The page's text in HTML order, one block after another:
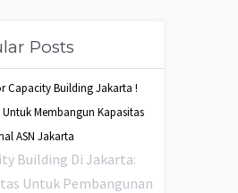
Posts
Capacity Building Jakarta !
Membangun Kapasitas
ASN Jakarta
Building Di Jakarta:
Untuk Pembangunan